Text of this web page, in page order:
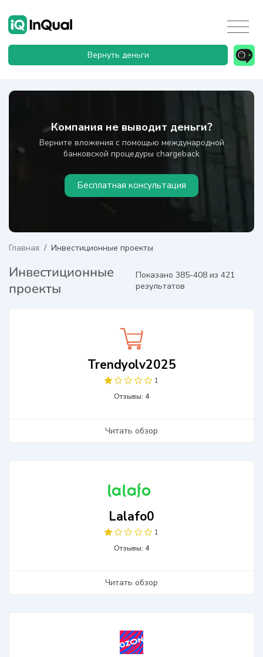
Вернуть деньги
Компания не выводит деньги?
Верните вложения с помощью международной
банковской процедуры chargeback
Бесплатная консультация
Главная / Инвестиционные проекты
Инвестиционные
проекты
Показано 385-408 из 421
результатов
Trendyolv2025
1
Отзывы: 4
Читать обзор
Lalafo0
1
Отзывы: 4
Читать обзор